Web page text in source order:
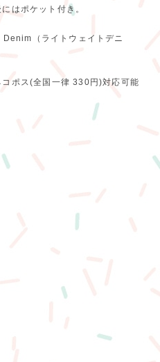
はポケット付き。
（ライトウェイトデニ
ポス(全国一律 330円)対応可能